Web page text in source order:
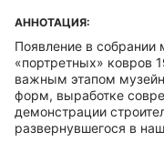
АННОТАЦИЯ:
Появление в
«портретных» ковров
важным этапом
форм, выработке
демонстрации
развернувшегося в